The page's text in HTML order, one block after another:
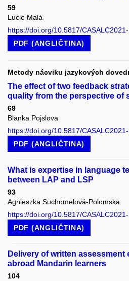
59
Lucie Malá
https://doi.org/10.5817/
PDF (ANGLIČTINA)
Metody nácviku jazykových
The effect of two feedback
quality from the perspective of
69
Blanka Pojslova
https://doi.org/10.5817/
PDF (ANGLIČTINA)
What is expertise in language
between LAP and LSP
93
Agnieszka Suchomelová-Polomska
https://doi.org/10.5817/
PDF (ANGLIČTINA)
Delivery of written assessment
abroad Mandarin learners
104